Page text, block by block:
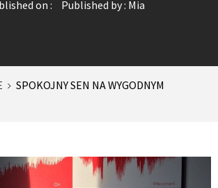
on : Published by : Mia
SPOKOJNY SEN NA WYGODNYM